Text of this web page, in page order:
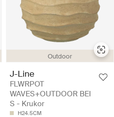
Outdoor
J-Line
FLWRPOT
WAVES+OUTDOOR BEI
S - Krukor
H24.5CM